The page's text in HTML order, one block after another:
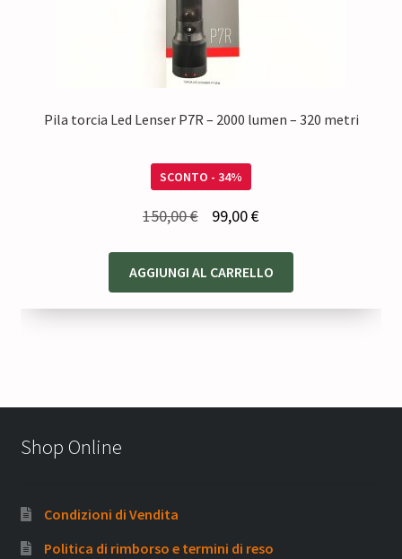
Pila torcia Led Lenser P7R – 2000 lumen – 320 metri
SCONTO - 34%
150,00€
originale
era:
99,00€Il
attuale
è:
AGGIUNGI AL CARRELLO
Shop Online
Condizioni di Vendita
Politica di rimborso e termini di reso